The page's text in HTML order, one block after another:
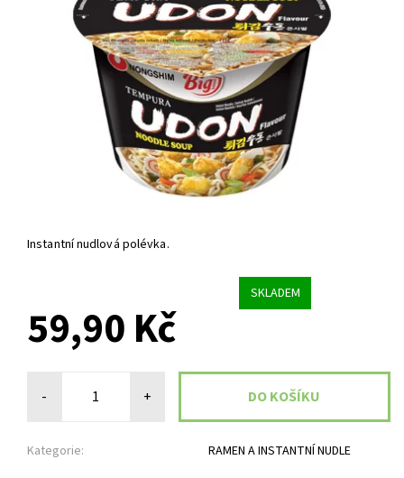
Instantní nudlová polévka.
SKLADEM
59,90 Kč
- +
Kategorie: RAMEN A INSTANTNÍ NUDLE